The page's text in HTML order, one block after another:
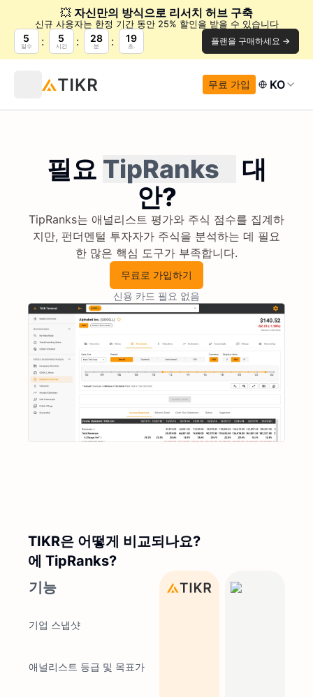
💥 자신만의 방식으로 리서치 허브 구축
신규 사용자는 한정 기간 동안 25% 할인을 받을 수 있습니다
5
일수
5
시간
28
분
19
초. 플랜을 구매하세요 →
무료 가입 KO
필요 TipRanks
대
안?
TipRanks는 애널리스트 평가와 주식 점수를 집계하
지만, 펀더멘털 투자자가 주식을 분석하는 데 필요
한 많은 핵심 도구가 부족합니다.
무료로 가입하기
신용 카드 필요 없음
TIKR은 어떻게 비교되나요?
에 TipRanks?
기능
기업 스냅샷
애널리스트 등급 및 목표가